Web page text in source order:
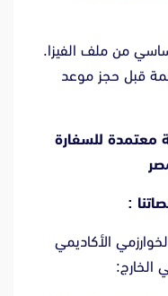
من ملف الفيزا.
قبل حجز موعد
للسفارة
:
الأكاديمي
الخارج: